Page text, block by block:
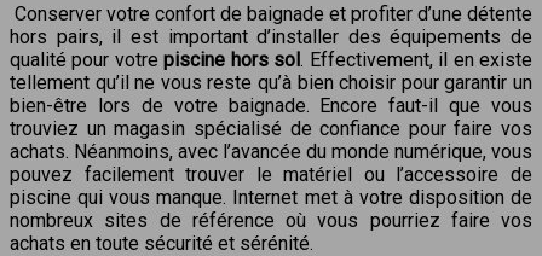
Conserver votre confort de baignade et profiter d’une détente
hors pairs, il est important d’installer des équipements de
qualité pour votrepiscine hors sol. Effectivement, il en existe
tellement qu’il ne vous reste qu’à bien choisir pour garantir un
bien-être lors de votre baignade. Encore faut-il que vous
trouviez un magasin spécialisé de confiance pour faire vos
achats. Néanmoins, avec l’avancée du monde numérique, vous
pouvez facilement trouver le matériel ou l’accessoire de
piscine qui vous manque. Internet met à votre disposition de
nombreux sites de référence où vous pourriez faire vos
achats en toute sécurité et sérénité.